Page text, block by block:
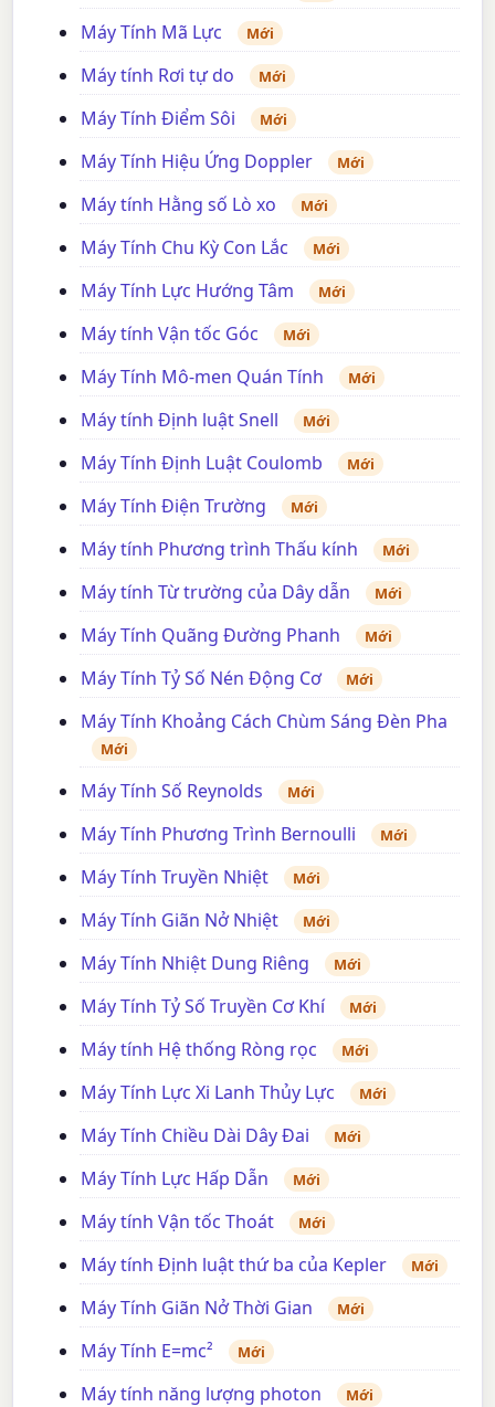
Máy Tính Mã Lực Mới
Máy tính Rơi tự do Mới
Máy Tính Điểm Sôi Mới
Máy Tính Hiệu Ứng Doppler Mới
Máy tính Hằng số Lò xo Mới
Máy Tính Chu Kỳ Con Lắc Mới
Máy Tính Lực Hướng Tâm Mới
Máy tính Vận tốc Góc Mới
Máy Tính Mô-men Quán Tính Mới
Máy tính Định luật Snell Mới
Máy Tính Định Luật Coulomb Mới
Máy Tính Điện Trường Mới
Máy tính Phương trình Thấu kính Mới
Máy tính Từ trường của Dây dẫn Mới
Máy Tính Quãng Đường Phanh Mới
Máy Tính Tỷ Số Nén Động Cơ Mới
Máy Tính Khoảng Cách Chùm Sáng Đèn Pha
Mới
Máy Tính Số Reynolds Mới
Máy Tính Phương Trình Bernoulli Mới
Máy Tính Truyền Nhiệt Mới
Máy Tính Giãn Nở Nhiệt Mới
Máy Tính Nhiệt Dung Riêng Mới
Máy Tính Tỷ Số Truyền Cơ Khí Mới
Máy tính Hệ thống Ròng rọc Mới
Máy Tính Lực Xi Lanh Thủy Lực Mới
Máy Tính Chiều Dài Dây Đai Mới
Máy Tính Lực Hấp Dẫn Mới
Máy tính Vận tốc Thoát Mới
Máy tính Định luật thứ ba của Kepler Mới
Máy Tính Giãn Nở Thời Gian Mới
Máy Tính E=mc² Mới
Máy tính năng lượng photon Mới